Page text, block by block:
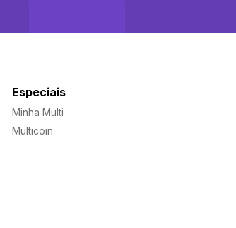
Especiais
Minha Multi
Multicoin